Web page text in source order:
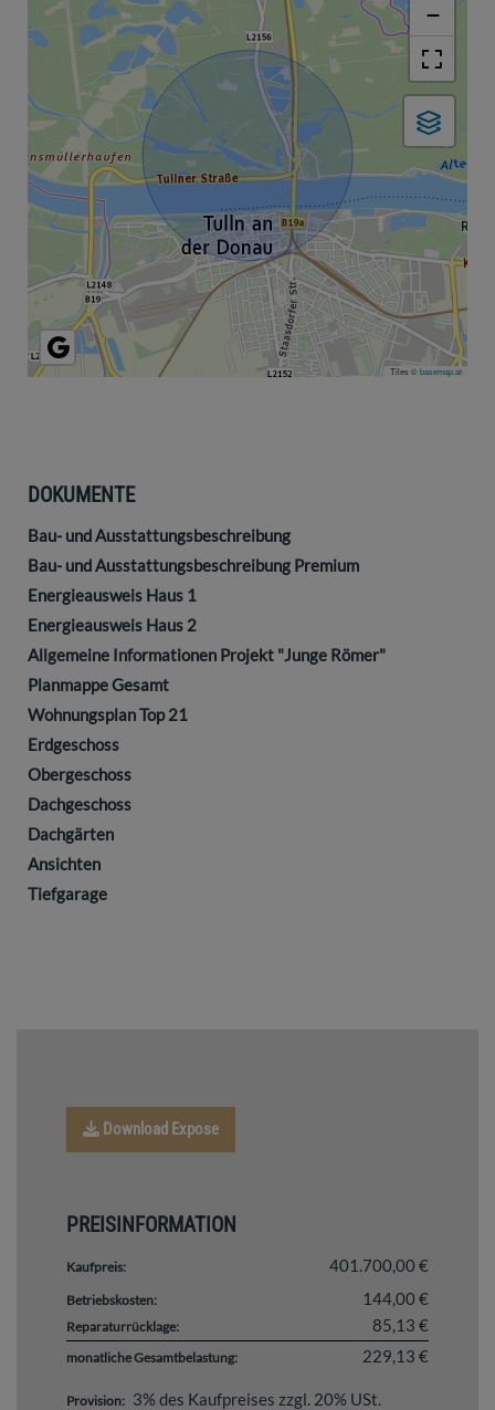
−
Tiles ©basemap.at
DOKUMENTE
Bau- und Ausstattungsbeschreibung
Bau- und Ausstattungsbeschreibung Premium
Energieausweis Haus 1
Energieausweis Haus 2
Allgemeine Informationen Projekt "Junge Römer"
Planmappe Gesamt
Wohnungsplan Top 21
Erdgeschoss
Obergeschoss
Dachgeschoss
Dachgärten
Ansichten
Tiefgarage
Download Expose
PREISINFORMATION
Kaufpreis: 401.700,00 €
Betriebskosten: 144,00 €
Reparaturrücklage: 85,13 €
monatliche Gesamtbelastung: 229,13 €
Provision: 3% des Kaufpreises zzgl. 20% USt.